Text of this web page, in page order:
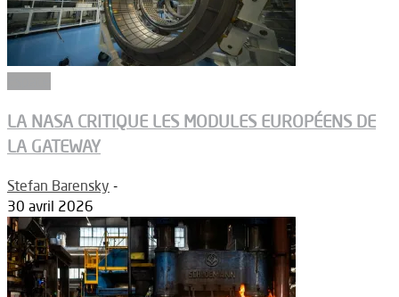
LA NASA CRITIQUE LES MODULES EUROPÉENS DE
LA GATEWAY
Stefan Barensky -
30 avril 2026